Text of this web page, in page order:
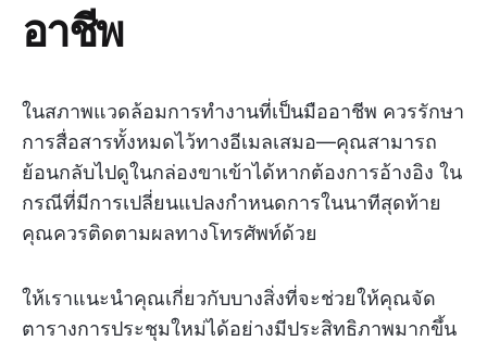
อาชีพ
ในสภาพแวดล้อมการทำงานที่เป็นมืออาชีพ ควรรักษา
การสื่อสารทั้งหมดไว้ทางอีเมลเสมอ—คุณสามารถ
ย้อนกลับไปดูในกล่องขาเข้าได้หากต้องการอ้างอิง ใน
กรณีที่มีการเปลี่ยนแปลงกำหนดการในนาทีสุดท้าย
คุณควรติดตามผลทางโทรศัพท์ด้วย
ให้เราแนะนำคุณเกี่ยวกับบางสิ่งที่จะช่วยให้คุณจัด
ตารางการประชุมใหม่ได้อย่างมีประสิทธิภาพมากขึ้น